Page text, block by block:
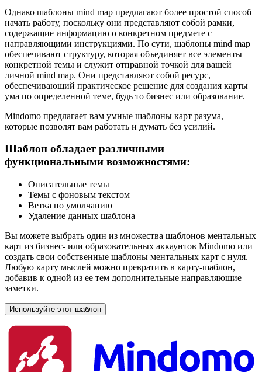
Однако шаблоны mind map предлагают более простой способ
начать работу, поскольку они представляют собой рамки,
содержащие информацию о конкретном предмете с
направляющими инструкциями. По сути, шаблоны mind map
обеспечивают структуру, которая объединяет все элементы
конкретной темы и служит отправной точкой для вашей
личной mind map. Они представляют собой ресурс,
обеспечивающий практическое решение для создания карты
ума по определенной теме, будь то бизнес или образование.
Mindomo предлагает вам умные шаблоны карт разума,
которые позволят вам работать и думать без усилий.
Шаблон обладает различными
функциональными возможностями:
Описательные темы
Темы с фоновым текстом
Ветка по умолчанию
Удаление данных шаблона
Вы можете выбрать один из множества шаблонов ментальных
карт из бизнес- или образовательных аккаунтов Mindomo или
создать свои собственные шаблоны ментальных карт с нуля.
Любую карту мыслей можно превратить в карту-шаблон,
добавив к одной из ее тем дополнительные направляющие
заметки.
Используйте этот шаблон